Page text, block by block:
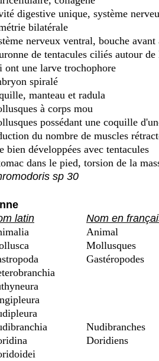
digestive unique, système
bilatérale
nerveux ventral, bouche avant
de tentacules ciliés autour de
ont une larve trochophore
spiralé
manteau et radula
à corps mou
possédant une coquille
du nombre de muscles
bien développées avec tentacules
dans le pied, torsion de la
sp 30
latin
Nom en
Animal
Mollusques
Gastéropodes
Nudibranches
Doridiens